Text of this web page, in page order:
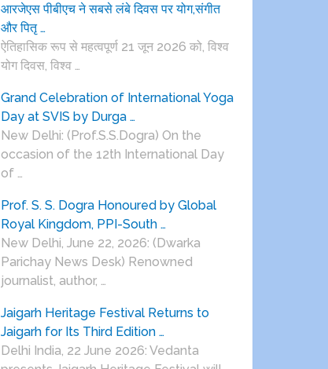
आरजेएस पीबीएच ने सबसे लंबे दिवस पर योग,संगीत
और पितृ …
ऐतिहासिक रूप से महत्वपूर्ण 21 जून 2026 को, विश्व
योग दिवस, विश्व …
Grand Celebration of International Yoga
Day at SVIS by Durga …
New Delhi: (Prof.S.S.Dogra) On the
occasion of the 12th International Day
of …
Prof. S. S. Dogra Honoured by Global
Royal Kingdom, PPI-South …
New Delhi, June 22, 2026: (Dwarka
Parichay News Desk) Renowned
journalist, author, …
Jaigarh Heritage Festival Returns to
Jaigarh for Its Third Edition …
Delhi India, 22 June 2026: Vedanta